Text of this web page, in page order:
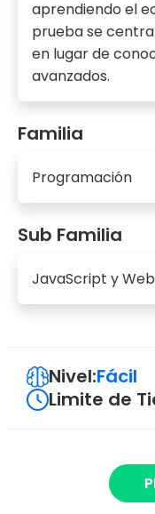
aprendiendo el
prueba se
en lugar de
avanzados.
Familia
Programación
Sub Familia
JavaScript y Web
Nivel:Fácil
Limite de